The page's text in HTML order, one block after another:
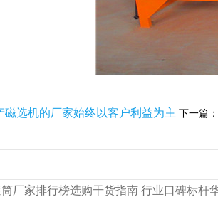
磁选机的厂家始终以客户利益为主 下一篇：